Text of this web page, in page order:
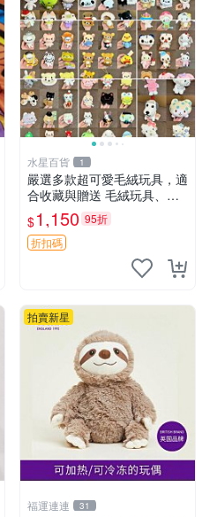
水星百貨 1
嚴選多款超可愛毛絨玩具，適
合收藏與贈送 毛絨玩具、抱
枕、公仔
$1,150 95折
折扣碼
拍賣新星
福運連連 31